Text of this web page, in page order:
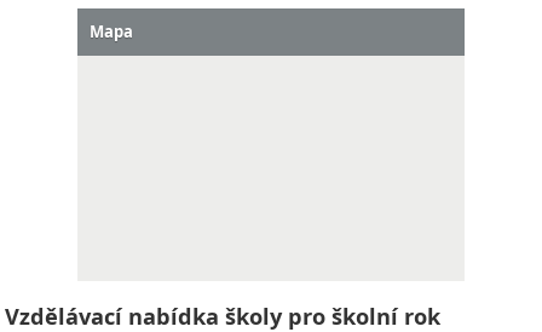
Mapa
Vzdělávací nabídka školy pro školní rok